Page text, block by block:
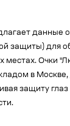
данные
защиты) для
местах. Очки
в Москве,
защиту